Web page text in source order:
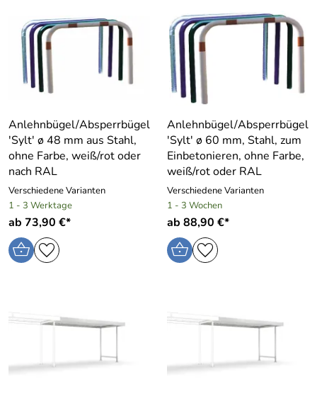
Anlehnbügel/Absperrbügel
′Sylt′ ø 48 mm aus Stahl,
ohne Farbe, weiß/rot oder
nach RAL
Verschiedene Varianten
1 - 3 Werktage
ab 73,90 €*
Anlehnbügel/Absperrbügel
′Sylt′ ø 60 mm, Stahl, zum
Einbetonieren, ohne Farbe,
weiß/rot oder RAL
Verschiedene Varianten
1 - 3 Wochen
ab 88,90 €*